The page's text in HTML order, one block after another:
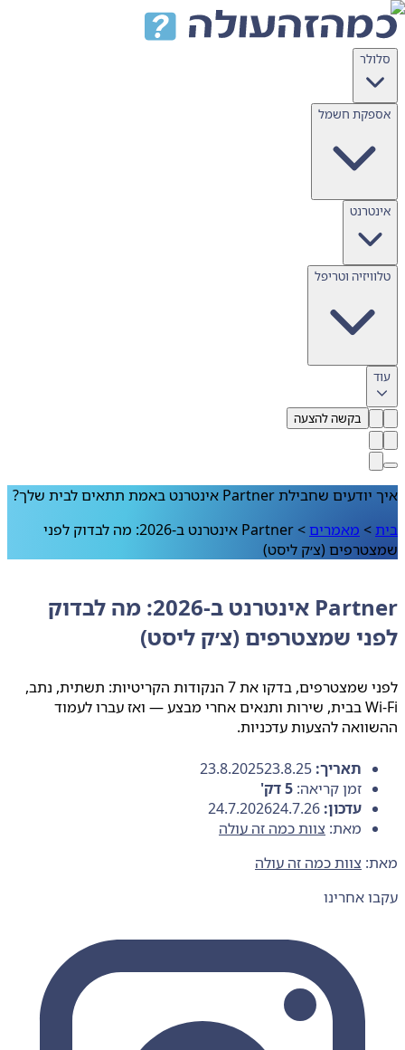
דלג לתוכן
סלולר
אספקת חשמל
אינטרנט
טלוויזיה וטריפל
עוד
בקשה להצעה
איך יודעים שחבילת Partner אינטרנט באמת תתאים לבית שלך?
בית> מאמרים >
Partner אינטרנט ב‑2026: מה לבדוק לפני
שמצטרפים (צ׳ק ליסט)
Partner אינטרנט ב‑2026: מה לבדוק
לפני שמצטרפים (צ׳ק ליסט)
לפני שמצטרפים, בדקו את 7 הנקודות הקריטיות: תשתית, נתב,
Wi‑Fi בבית, שירות ותנאים אחרי מבצע — ואז עברו לעמוד
ההשוואה להצעות עדכניות.
תאריך: 23.8.202523.8.25
זמן קריאה: 5דק'
עדכון:
24.7.202624.7.26
מאת: צוות כמה זה עולה
מאת: צוות כמה זה עולה
עקבו אחרינו